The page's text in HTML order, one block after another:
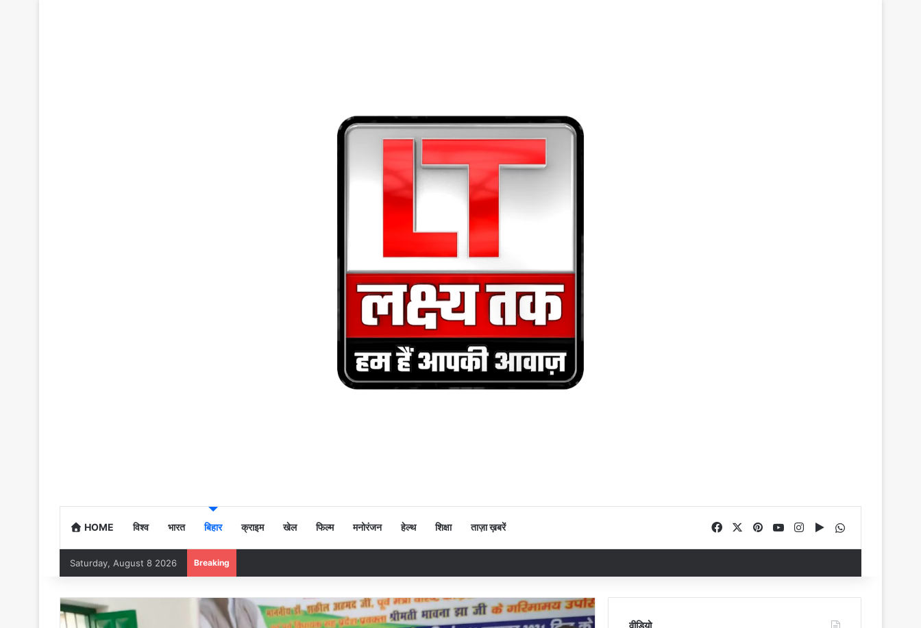
HOME विश्व भारत बिहार क्राइम खेल फिल्म मनोरंजन हेल्थ शिक्षा ताज़ा ख़बरें FacebookPinterestYouTubeInstagram
Google Play
Saturday, August 8 2026 Breaking